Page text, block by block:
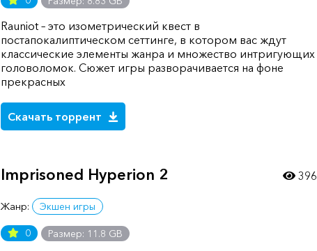
Rauniot – это изометрический квест в
постапокалиптическом сеттинге, в котором вас ждут
классические элементы жанра и множество интригующих
головоломок. Сюжет игры разворачивается на фоне
прекрасных
Скачать торрент
Imprisoned Hyperion 2
Жанр: Экшен игры
0 Размер: 11.8 GB
396